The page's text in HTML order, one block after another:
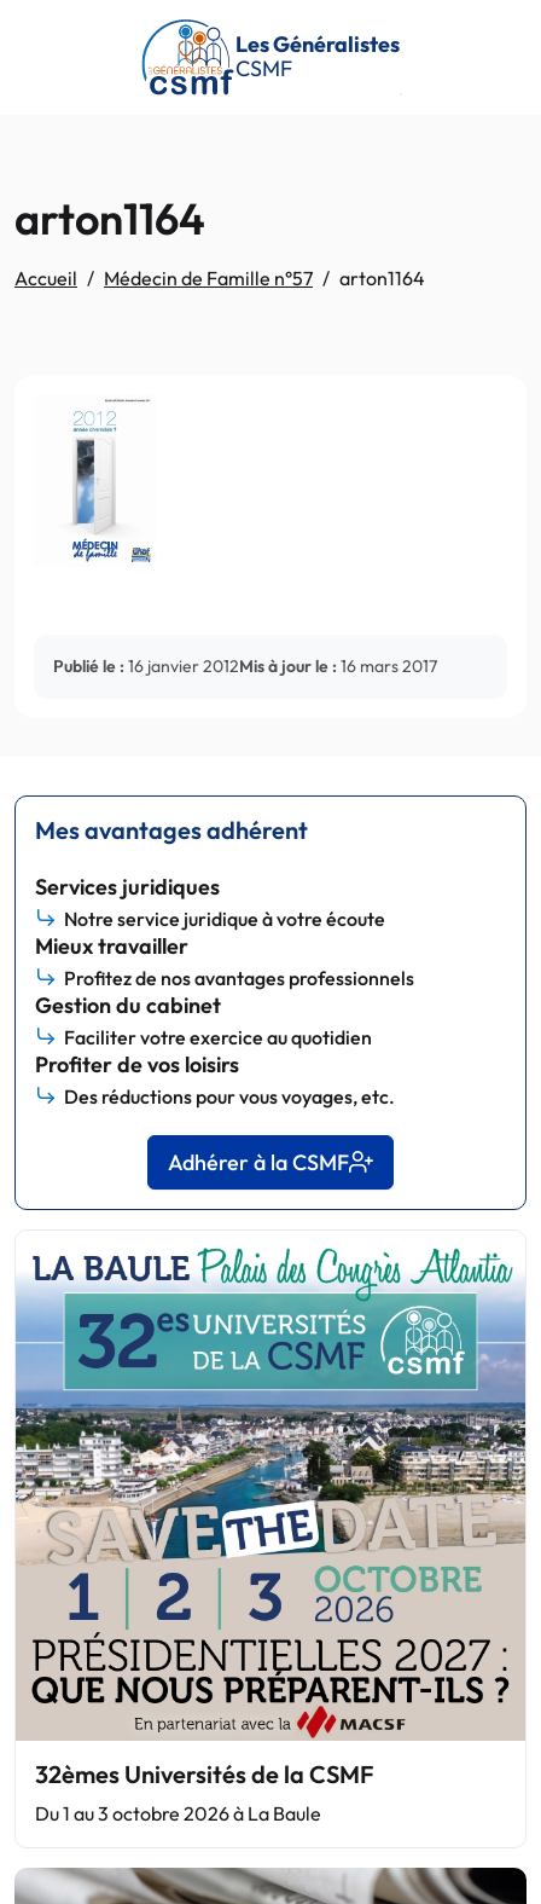
Passer au contenu principal
Les Généralistes
CSMF
arton1164
Accueil Médecin de Famille n°57 arton1164
Publié le : 16 janvier 2012Mis à jour le : 16 mars 2017
Mes avantages adhérent
Services juridiques
Notre service juridique à votre écoute
Mieux travailler
Profitez de nos avantages professionnels
Gestion du cabinet
Faciliter votre exercice au quotidien
Profiter de vos loisirs
Des réductions pour vous voyages, etc.
Adhérer à la CSMF
32èmes Universités de la CSMF
Du 1 au 3 octobre 2026 à La Baule